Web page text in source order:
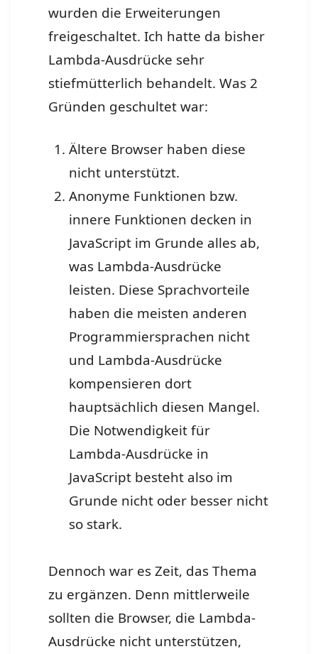
wurden die Erweiterungen
freigeschaltet. Ich hatte da bisher
Lambda-Ausdrücke sehr
stiefmütterlich behandelt. Was 2
Gründen geschultet war:
Ältere Browser haben diese
nicht unterstützt.
Anonyme Funktionen bzw.
innere Funktionen decken in
JavaScript im Grunde alles ab,
was Lambda-Ausdrücke
leisten. Diese Sprachvorteile
haben die meisten anderen
Programmiersprachen nicht
und Lambda-Ausdrücke
kompensieren dort
hauptsächlich diesen Mangel.
Die Notwendigkeit für
Lambda-Ausdrücke in
JavaScript besteht also im
Grunde nicht oder besser nicht
so stark.
Dennoch war es Zeit, das Thema
zu ergänzen. Denn mittlerweile
sollten die Browser, die Lambda-
Ausdrücke nicht unterstützen,